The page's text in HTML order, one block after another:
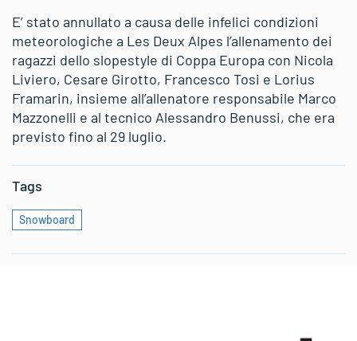
E’ stato annullato a causa delle infelici condizioni
meteorologiche a Les Deux Alpes l’allenamento dei
ragazzi dello slopestyle di Coppa Europa con Nicola
Liviero, Cesare Girotto, Francesco Tosi e Lorius
Framarin, insieme all’allenatore responsabile Marco
Mazzonelli e al tecnico Alessandro Benussi, che era
previsto fino al 29 luglio.
Tags
Snowboard